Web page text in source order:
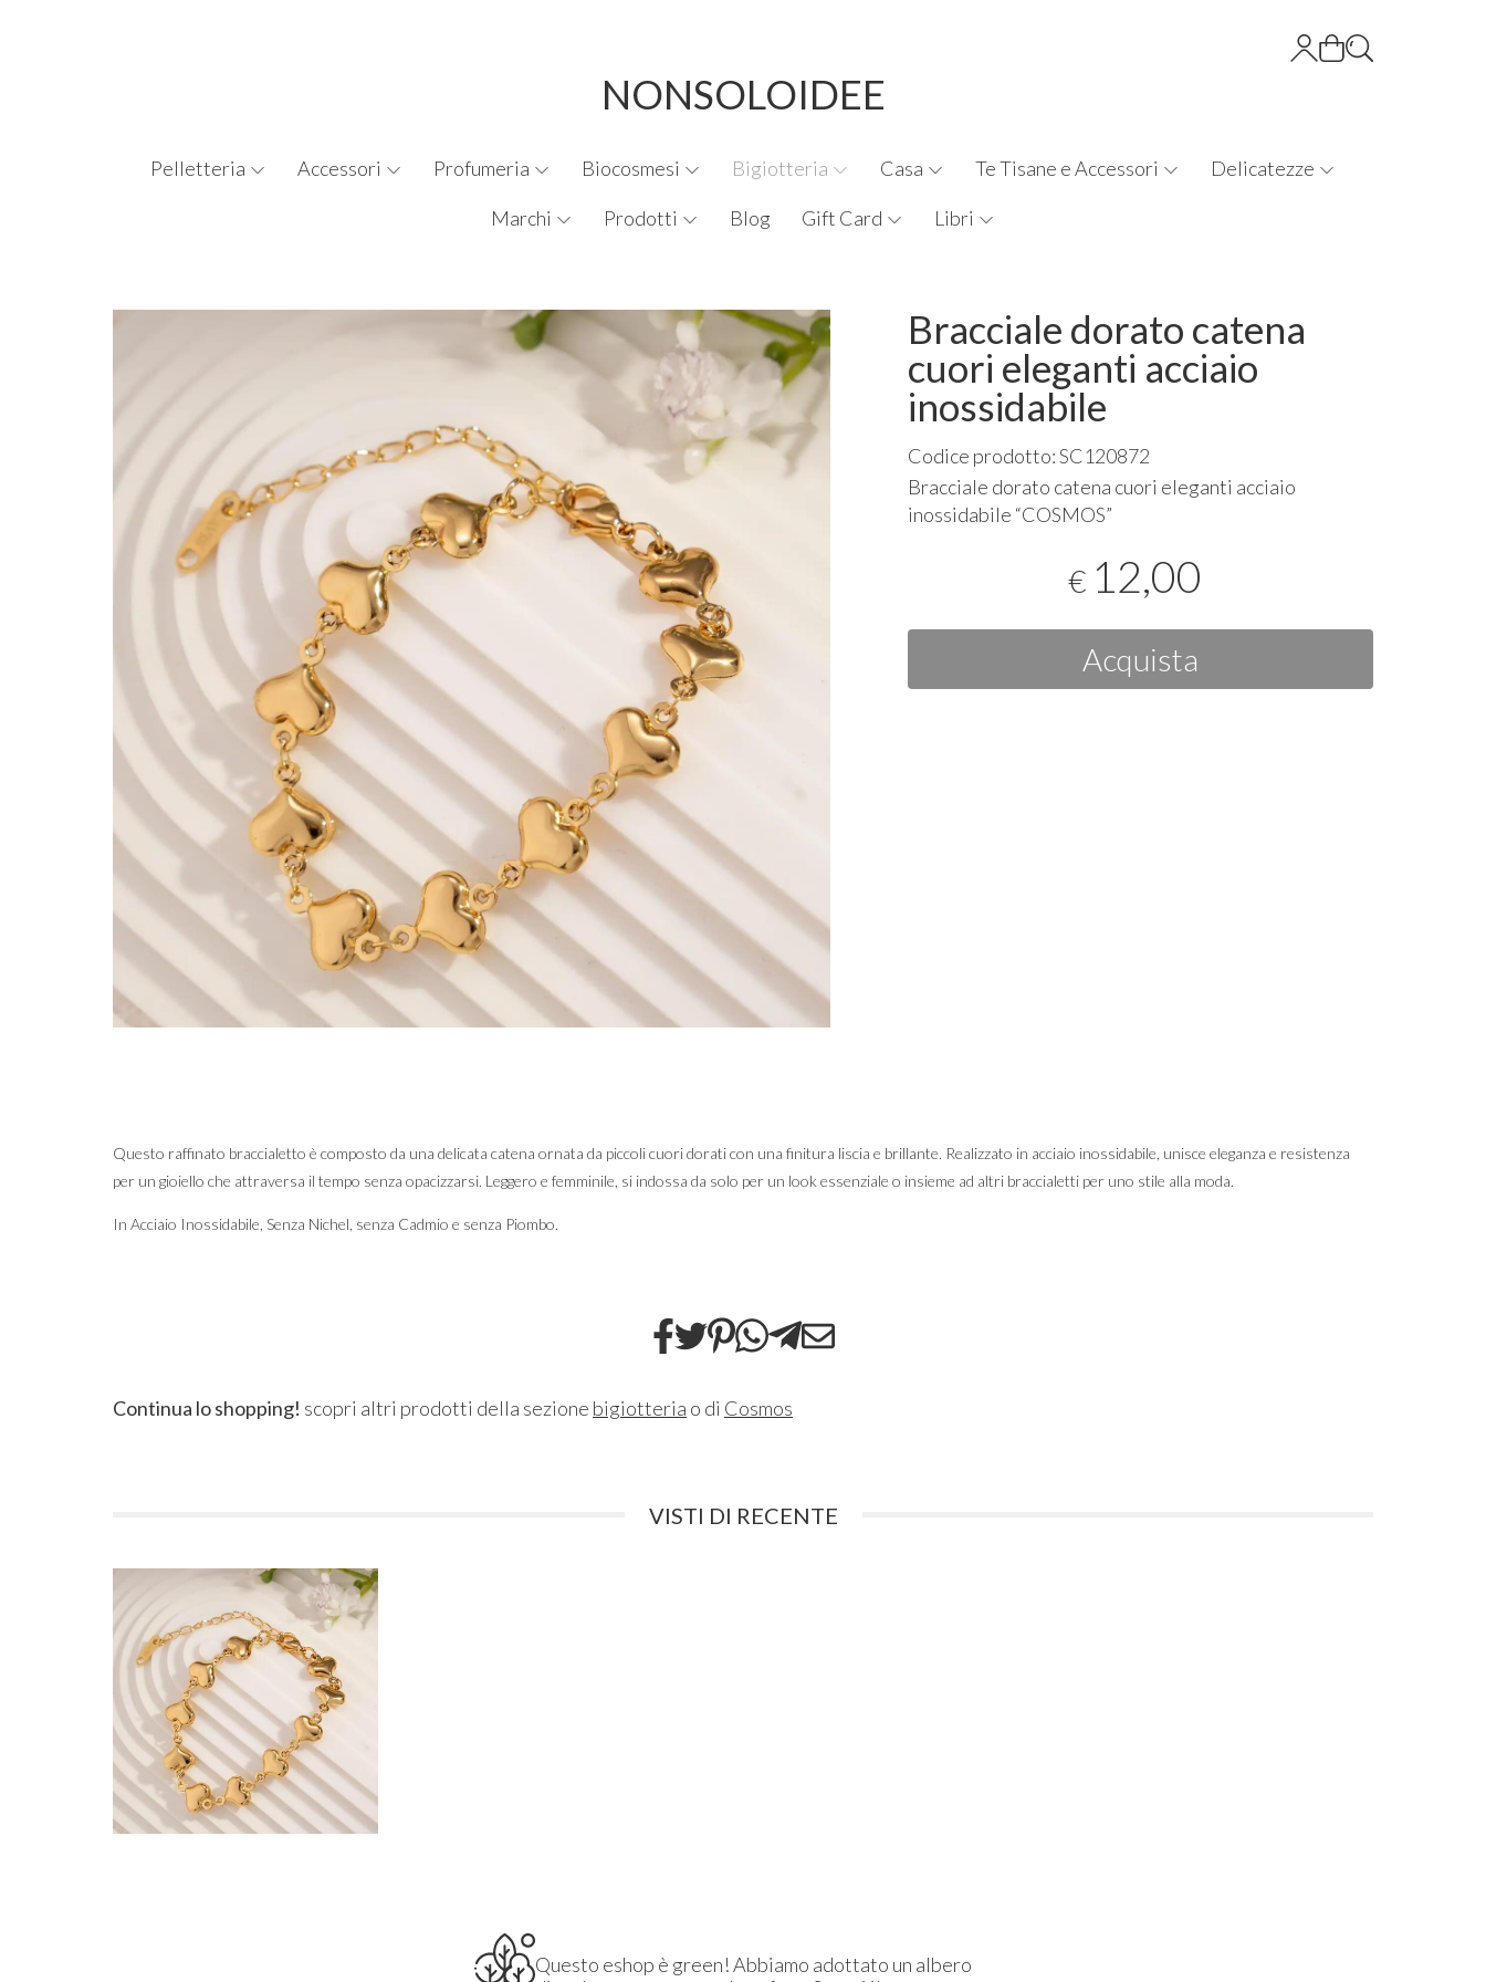
NONSOLOIDEE
Pelletteria Accessori Profumeria Biocosmesi Bigiotteria Casa Te Tisane e Accessori Delicatezze
Marchi Prodotti Blog Gift Card Libri
Bracciale dorato catena
cuori eleganti acciaio
inossidabile
Codice prodotto: SC120872
Bracciale dorato catena cuori eleganti acciaio
inossidabile “COSMOS”
€ 12,00
Acquista
Questo raffinato braccialetto è composto da una delicata catena ornata da piccoli cuori dorati con una finitura liscia e brillante. Realizzato in acciaio inossidabile, unisce eleganza e resistenza
per un gioiello che attraversa il tempo senza opacizzarsi. Leggero e femminile, si indossa da solo per un look essenziale o insieme ad altri braccialetti per uno stile alla moda.
In Acciaio Inossidabile, Senza Nichel, senza Cadmio e senza Piombo.
Continua lo shopping! scopri altri prodotti della sezione bigiotteria o di Cosmos
VISTI DI RECENTE
Questo eshop è green! Abbiamo adottato un albero